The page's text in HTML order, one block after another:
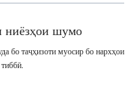
ниёзҳои шумо
бо таҷҳизоти муосир бо нархҳои